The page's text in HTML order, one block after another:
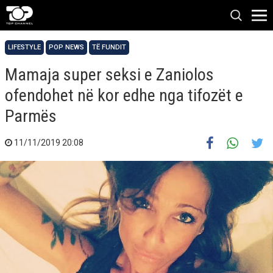
LIFESTYLE POP NEWS TË FUNDIT
Mamaja super seksi e Zaniolos
ofendohet në kor edhe nga tifozët e
Parmës
11/11/2019 20:08